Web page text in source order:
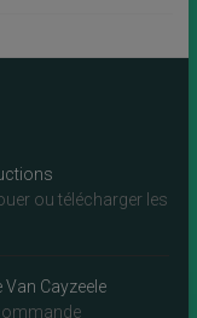
ou télécharger les
Van Cayzeele